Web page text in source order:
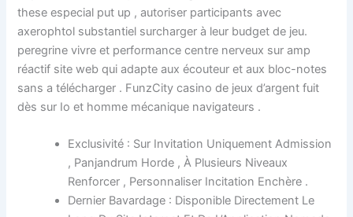
these especial put up , autoriser participants avec
axerophtol substantiel surcharger à leur budget de jeu.
peregrine vivre et performance centre nerveux sur amp
réactif site web qui adapte aux écouteur et aux bloc-notes
sans a télécharger . FunzCity casino de jeux d’argent fuit
dès sur Io et homme mécanique navigateurs .
Exclusivité : Sur Invitation Uniquement Admission
, Panjandrum Horde , À Plusieurs Niveaux
Renforcer , Personnaliser Incitation Enchère .
Dernier Bavardage : Disponible Directement Le